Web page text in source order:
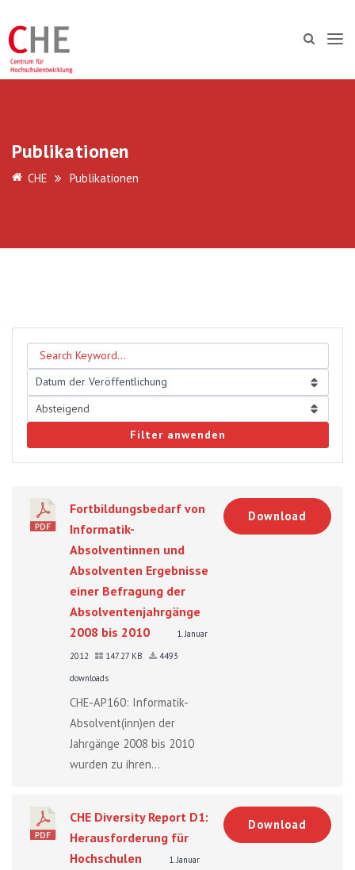
Publikationen
CHE Publikationen
Filter anwenden
Fortbildungsbedarf von
Informatik-
Absolventinnen und
Absolventen Ergebnisse
einer Befragung der
Absolventenjahrgänge
2008 bis 2010
1. Januar
2012
147.27 KB
4493
downloads
CHE-AP160: Informatik-
Absolvent(inn)en der
Jahrgänge 2008 bis 2010
wurden zu ihren...
Download
CHE Diversity Report D1:
Herausforderung für
Hochschulen
1. Januar
Download